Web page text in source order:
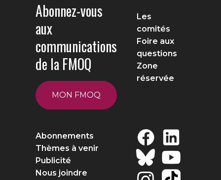
Abonnez-vous
aux
communications
de la FMOQ
MON FMOQ
Les
comités
Foire aux
questions
Zone
réservée
Abonnements
Thèmes à venir
Publicité
Nous joindre